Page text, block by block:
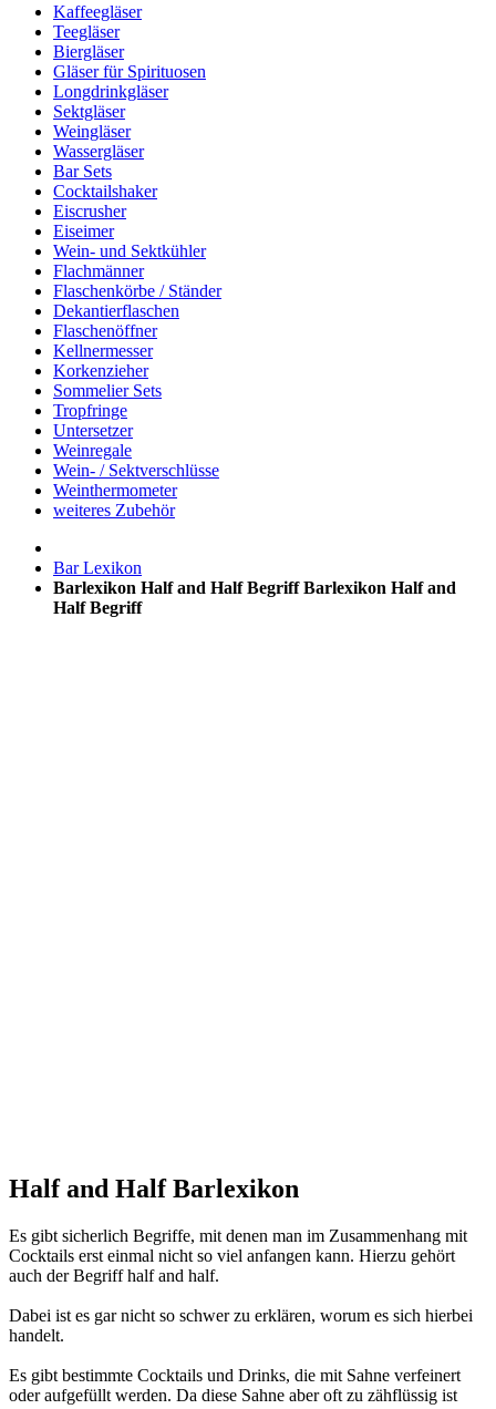
Kaffeegläser
Teegläser
Biergläser
Gläser für Spirituosen
Longdrinkgläser
Sektgläser
Weingläser
Wassergläser
Bar Sets
Cocktailshaker
Eiscrusher
Eiseimer
Wein- und Sektkühler
Flachmänner
Flaschenkörbe / Ständer
Dekantierflaschen
Flaschenöffner
Kellnermesser
Korkenzieher
Sommelier Sets
Tropfringe
Untersetzer
Weinregale
Wein- / Sektverschlüsse
Weinthermometer
weiteres Zubehör
Bar Lexikon
Barlexikon Half and Half BegriffBarlexikon Half and
Half Begriff
Half and Half Barlexikon
Es gibt sicherlich Begriffe, mit denen man im Zusammenhang mit
Cocktails erst einmal nicht so viel anfangen kann. Hierzu gehört
auch der Begriff half and half.
Dabei ist es gar nicht so schwer zu erklären, worum es sich hierbei
handelt.
Es gibt bestimmte Cocktails und Drinks, die mit Sahne verfeinert
oder aufgefüllt werden. Da diese Sahne aber oft zu zähflüssig ist